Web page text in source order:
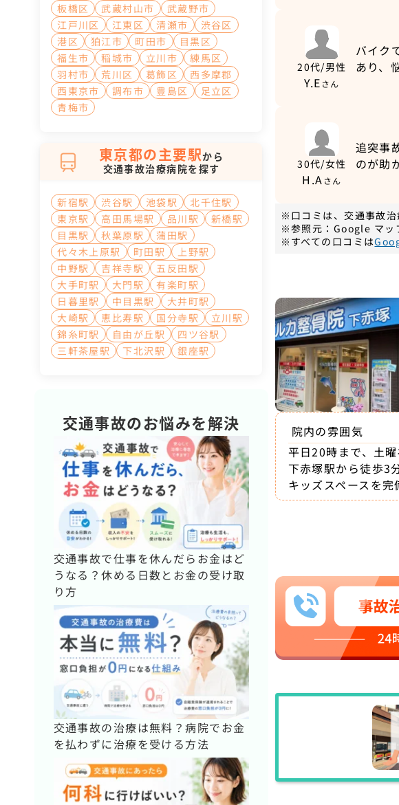
20代/男性
Y.E さん
バイク
あり、
30代/女性
H.A さん
追突事
のが助
※口コミは、交通事故治
※参照元：Google マッ
※すべての口コミは
院内の雰囲気
平日20時まで、土
下赤塚駅から徒歩3
キッズスペースを
板橋区
武蔵村山市
武蔵野市
江戸川区
江東区 清瀬市
渋谷区
港区
狛江市 町田市
目黒区
福生市
稲城市 立川市
練馬区
羽村市
荒川区 葛飾区
西多摩郡
西東京市
調布市 豊島区
足立区
青梅市
東京都の主要駅から
交通事故治療病院を探す
新宿駅 渋谷駅 池袋駅
北千住駅
東京駅
高田馬場駅 品川駅
新橋駅
目黒駅
秋葉原駅
蒲田駅
代々木上原駅
町田駅
上野駅
中野駅
吉祥寺駅
五反田駅
大手町駅
大門駅
有楽町駅
日暮里駅
中目黒駅
大井町駅
大崎駅
恵比寿駅 国分寺駅
立川駅
錦糸町駅
自由が丘駅
四ツ谷駅
三軒茶屋駅
下北沢駅 銀座駅
交通事故のお悩みを解決
交通事故で仕事を休んだらお金はど
うなる？休める日数とお金の受け取
り方
交通事故の治療は無料？病院でお金
を払わずに治療を受ける方法